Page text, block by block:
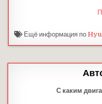
Ещё информация по
С каким